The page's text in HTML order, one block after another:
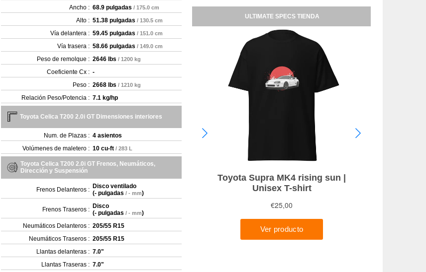
Ancho : 68.9 pulgadas / 175.0 cm
Alto : 51.38 pulgadas / 130.5 cm
Vía delantera : 59.45 pulgadas / 151.0 cm
Vía trasera : 58.66 pulgadas / 149.0 cm
Peso de remolque : 2646 lbs / 1200 kg
Coeficiente Cx : -
Peso : 2668 lbs / 1210 kg
Relación Peso/Potencia : 7.1 kg/hp
Toyota Celica T200 2.0i GT Dimensiones interiores
Num. de Plazas : 4 asientos
Volúmenes de maletero : 10 cu-ft / 283 L
Toyota Celica T200 2.0i GT Frenos, Neumáticos,
Dirección y Suspensión
Frenos Delanteros : Disco ventilado
(- pulgadas / - mm)
Frenos Traseros : Disco
(- pulgadas / - mm)
Neumáticos Delanteros : 205/55 R15
Neumáticos Traseros : 205/55 R15
Llantas delanteras : 7.0"
Llantas Traseras : 7.0"
ULTIMATE SPECS TIENDA